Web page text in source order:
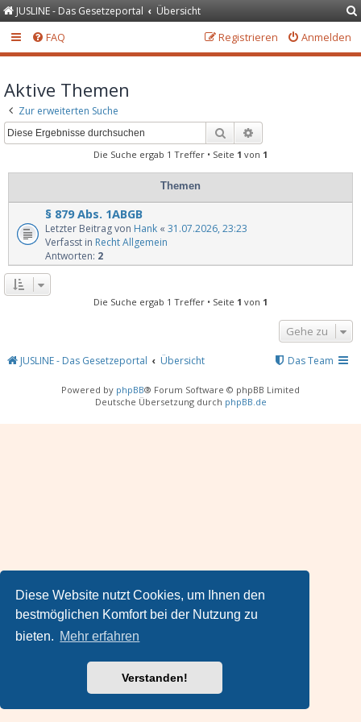
Diese Website nutzt Cookies, um Ihnen den
bestmöglichen Komfort bei der Nutzung zu
bieten. Mehr erfahren
Verstanden!
JUSLINE - Das Gesetzeportal Übersicht
FAQ Anmelden
Registrieren
Aktive Themen
Zur erweiterten Suche
Suche
Die Suche ergab 1 Treffer • Seite 1 von 1
Themen
§ 879 Abs. 1ABGB
Letzter Beitrag von Hank « 31.07.2026, 23:23
Verfasst in Recht Allgemein
Antworten: 2
Die Suche ergab 1 Treffer • Seite 1 von 1
Gehe zu
JUSLINE - Das Gesetzeportal Übersicht Das Team
Powered by phpBB® Forum Software © phpBB Limited
Deutsche Übersetzung durch phpBB.de